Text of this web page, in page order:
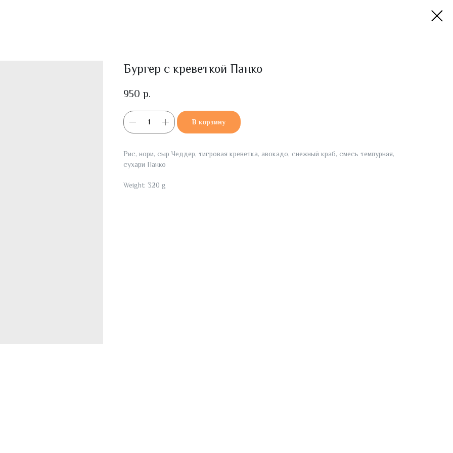
Бургер с креветкой Панко
950 р.
В корзину
Рис, нори, сыр Чеддер, тигровая креветка, авокадо, снежный краб, смесь темпурная,
сухари Панко
Weight: 320 g